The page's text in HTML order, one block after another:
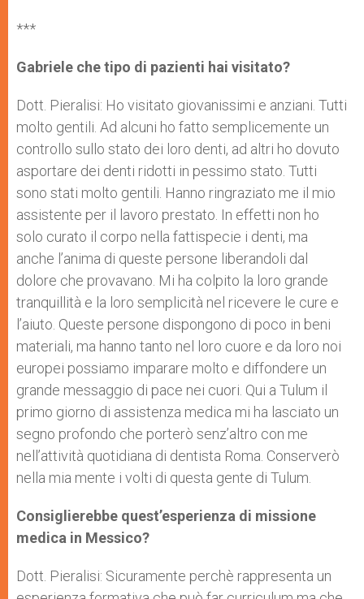
***
Gabriele che tipo di pazienti hai visitato?
Dott. Pieralisi: Ho visitato giovanissimi e anziani. Tutti
molto gentili. Ad alcuni ho fatto semplicemente un
controllo sullo stato dei loro denti, ad altri ho dovuto
asportare dei denti ridotti in pessimo stato. Tutti
sono stati molto gentili. Hanno ringraziato me il mio
assistente per il lavoro prestato. In effetti non ho
solo curato il corpo nella fattispecie i denti, ma
anche l’anima di queste persone liberandoli dal
dolore che provavano. Mi ha colpito la loro grande
tranquillità e la loro semplicità nel ricevere le cure e
l’aiuto. Queste persone dispongono di poco in beni
materiali, ma hanno tanto nel loro cuore e da loro noi
europei possiamo imparare molto e diffondere un
grande messaggio di pace nei cuori. Qui a Tulum il
primo giorno di assistenza medica mi ha lasciato un
segno profondo che porterò senz’altro con me
nell’attività quotidiana di dentista Roma. Conserverò
nella mia mente i volti di questa gente di Tulum.
Consiglierebbe quest’esperienza di missione
medica in Messico?
Dott. Pieralisi: Sicuramente perchè rappresenta un